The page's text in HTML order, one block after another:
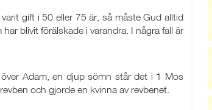
gift i 50 eller 75 är, så måste Gud alltid
blivit förälskade i varandra. I några fall är
Adam, en djup sömn står det i 1 Mos
och gjorde en kvinna av revbenet.